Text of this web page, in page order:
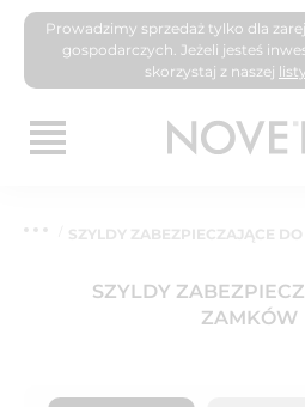
Prowadzimy sprzedaż tylko dla
gospodarczych. Jeżeli jesteś
skorzystaj z naszej
SZYLDY ZABEZPIECZAJĄCE
SZYLDY
ZAMKÓW